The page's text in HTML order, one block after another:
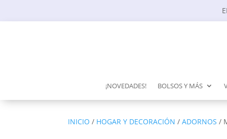
¡NOVEDADES! BOLSOS Y MÁS
INICIO / HOGAR Y DECORACIÓN /ADORNOS /